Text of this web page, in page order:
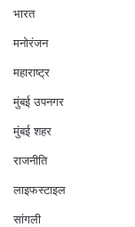
भारत
मनोरंजन
महाराष्ट्र
मुंबई उपनगर
मुंबई शहर
राजनीति
लाइफस्टाइल
सांगली